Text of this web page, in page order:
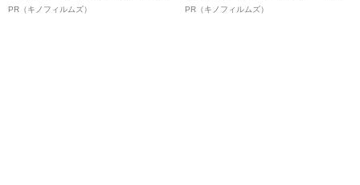
ルインタビュー“観客を魅了した
PR（キノフィルムズ）
羊が出演決定！《映画『月がみ
PR（キノフィルムズ）